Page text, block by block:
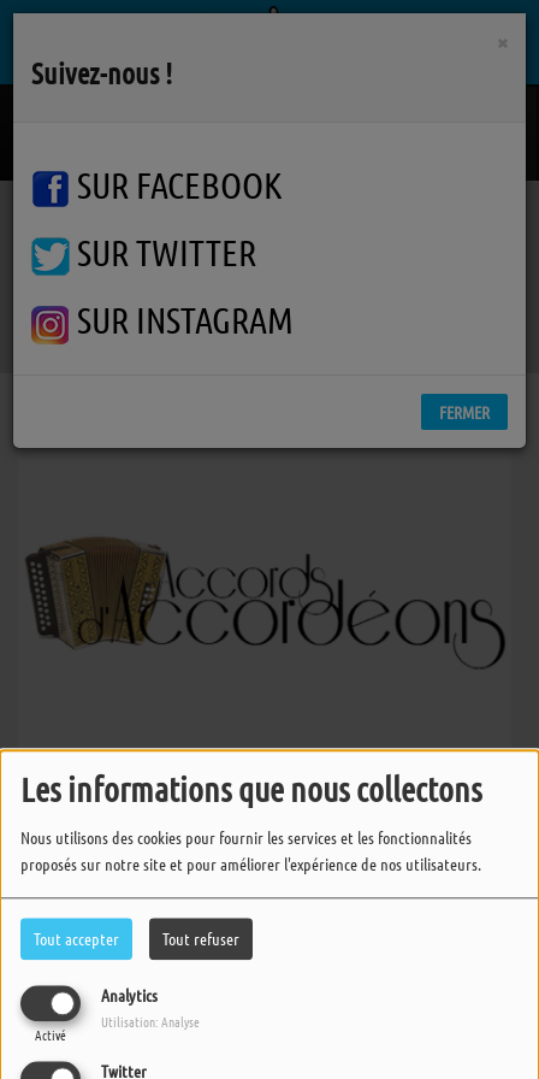
Les informations que nous collectons
Nous utilisons des cookies pour fournir les services et les fonctionnalités
proposés sur notre site et pour améliorer l'expérience de nos utilisateurs.
Tout accepter Tout refuser
Analytics
Activé
Utilisation: Analyse
Twitter
Podcasts Accords D'accordéons
Accords D'accordéons
Accords d'Accordéons
Accords d'Accordéons
Accords d'Accordéons
×
Suivez-nous !
SUR FACEBOOK
SUR TWITTER
SUR INSTAGRAM
FERMER